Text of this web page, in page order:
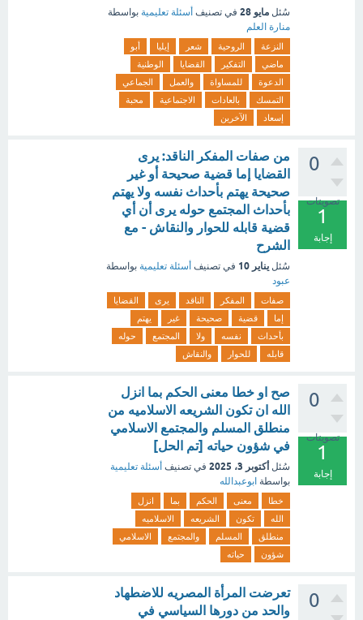
سُئل مايو 28 في تصنيف أسئلة تعليمية بواسطة
منارة العلم
النزعة الروحية شعر إيليا
أبو
ماضي
التفكير القضايا
الوطنية
الدعوة
للمساواة والعمل
الجماعي
التمسك
بالعادات الاجتماعية
محبة
إسعاد
الآخرين
0
تصويتات
1
إجابة
من صفات المفكر الناقد: يرى
القضايا إما قضية صحيحة أو غير
صحيحة يهتم بأحداث نفسه ولا يهتم
بأحداث المجتمع حوله يرى أن أي
قضية قابله للحوار والنقاش - مع
الشرح
سُئل يناير 10 في تصنيف أسئلة تعليمية بواسطة
عبود
صفات المفكر الناقد يرى
القضايا
إما
قضية صحيحة غير
يهتم
بأحداث
نفسه ولا المجتمع
حوله
قابله
للحوار والنقاش
0
تصويتات
1
إجابة
صح او خطا معنى الحكم بما انزل
الله ان تكون الشريعه الاسلاميه من
منطلق المسلم والمجتمع الاسلامي
في شؤون حياته [تم الحل]
سُئل أكتوبر 3، 2025 في تصنيف أسئلة تعليمية
بواسطة ابوعبدالله
خطا معنى الحكم بما
انزل
الله
تكون الشريعه
الاسلاميه
منطلق
المسلم والمجتمع
الاسلامي
شؤون
حياته
0
تعرضت المرأة المصريه للاضطهاد
والحد من دورها السياسي في